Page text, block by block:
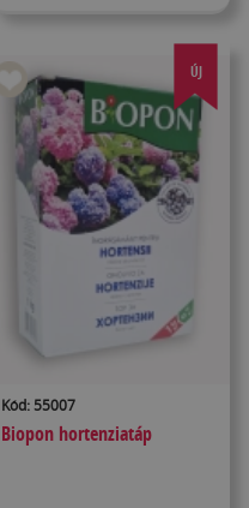
ÚJ
Kód: 55007
Biopon hortenziatáp